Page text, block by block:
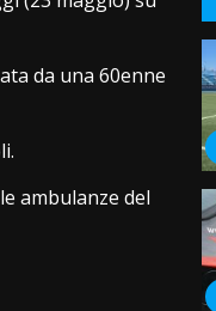
da una 60enne
ambulanze del